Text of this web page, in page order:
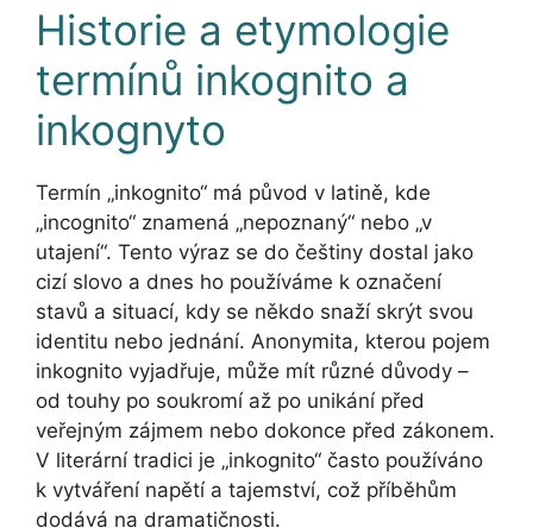
Historie a etymologie
termínů inkognito a
inkognyto
Termín „inkognito“ má původ v latině, kde
„incognito“ znamená „nepoznaný“ nebo „v
utajení“. Tento výraz se do češtiny dostal jako
cizí slovo a dnes ho používáme k označení
stavů a situací, kdy se někdo snaží skrýt svou
identitu nebo jednání. Anonymita, kterou pojem
inkognito vyjadřuje, může mít různé důvody –
od touhy po soukromí až po unikání před
veřejným zájmem nebo dokonce před zákonem.
V literární tradici je „inkognito“ často používáno
k vytváření napětí a tajemství, což příběhům
dodává na dramatičnosti.